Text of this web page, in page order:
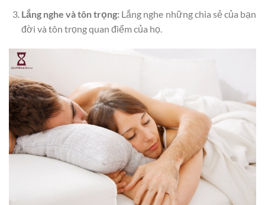
Lắng nghe và tôn trọng: Lắng nghe những chia sẻ của bạn
đời và tôn trọng quan điểm của họ.